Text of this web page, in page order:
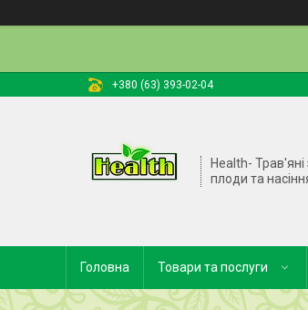
+380 (63) 393-02-04
Health- Трав'яні
плоди та
Головна Товари та послуги